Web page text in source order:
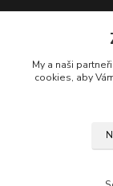
Všechna práva
My a naši
cookies, aby